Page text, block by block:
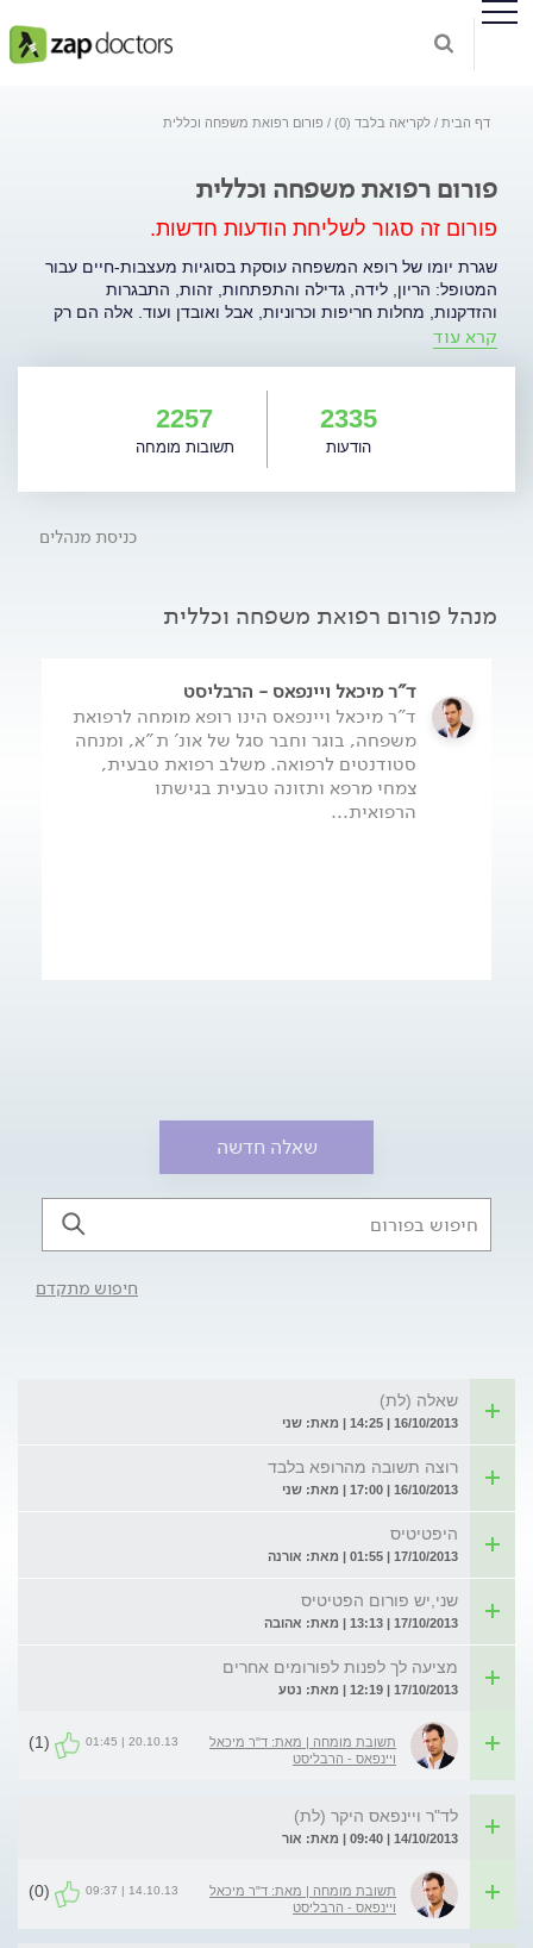
דף הבית לקריאה בלבד (0) פורום רפואת משפחה וכללית
פורום רפואת משפחה וכללית
פורום זה סגור לשליחת הודעות חדשות.
שגרת יומו של רופא המשפחה עוסקת בסוגיות מעצבות-חיים עבור
המטופל: הריון, לידה, גדילה והתפתחות, זהות, התבגרות
והזדקנות, מחלות חריפות וכרוניות, אבל ואובדן ועוד. אלה הם רק
חלק מהנושאים עליהם מושתתת רפואת המשפחה והקושרים את
קרא עוד
2335
הודעות
2257
תשובות מומחה
כניסת מנהלים
מנהל פורום רפואת משפחה וכללית
ד"ר מיכאל ויינפאס - הרבליסט
ד"ר מיכאל ויינפאס הינו רופא מומחה לרפואת
משפחה, בוגר וחבר סגל של אונ' ת"א, ומנחה
סטודנטים לרפואה. משלב רפואת טבעית,
צמחי מרפא ותזונה טבעית בגישתו
הרפואית...
שאלה חדשה
חיפוש מתקדם
שאלה (לת)
16/10/2013 | 14:25 | מאת: שני
רוצה תשובה מהרופא בלבד
16/10/2013 | 17:00 | מאת: שני
היפטיטיס
17/10/2013 | 01:55 | מאת: אורנה
שני,יש פורום הפטיטיס
17/10/2013 | 13:13 | מאת: אהובה
מציעה לך לפנות לפורומים אחרים
17/10/2013 | 12:19 | מאת: נטע
תשובת מומחה | מאת: ד"ר מיכאל
ויינפאס - הרבליסט
20.10.13 | 01:45
(1)
לד"ר ויינפאס היקר (לת)
14/10/2013 | 09:40 | מאת: אור
תשובת מומחה | מאת: ד"ר מיכאל
ויינפאס - הרבליסט
14.10.13 | 09:37
(0)